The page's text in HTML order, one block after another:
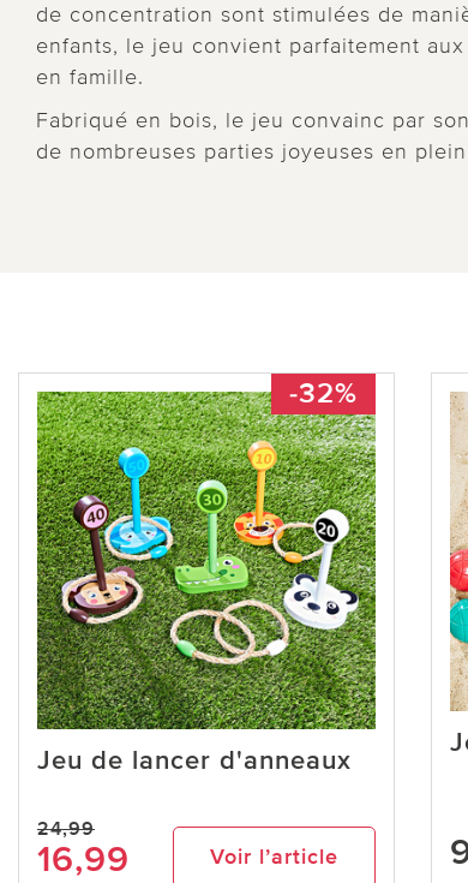
de concentration sont stimulées de
enfants, le jeu convient parfaitement
en famille.
Fabriqué en bois, le jeu convainc par
de nombreuses parties joyeuses en
-32%
Jeu de lancer d'anneaux
24,99
16,99 Voir l’article